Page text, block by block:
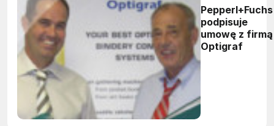
Pepperl+Fuchs
podpisuje
umowę z firmą
Optigraf